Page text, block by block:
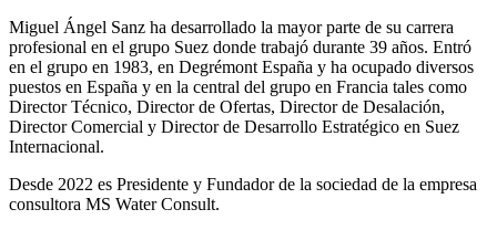
Miguel Ángel Sanz ha desarrollado la mayor parte de su carrera
profesional en el grupo Suez donde trabajó durante 39 años. Entró
en el grupo en 1983, en Degrémont España y ha ocupado diversos
puestos en España y en la central del grupo en Francia tales como
Director Técnico, Director de Ofertas, Director de Desalación,
Director Comercial y Director de Desarrollo Estratégico en Suez
Internacional.
Desde 2022 es Presidente y Fundador de la sociedad de la empresa
consultora MS Water Consult.